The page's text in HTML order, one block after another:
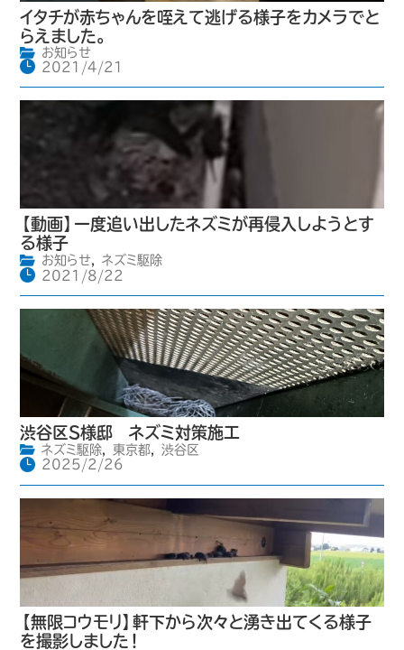
イタチが赤ちゃんを咥えて逃げる様子をカメラでと
らえました。
お知らせ
2021/4/21
【動画】一度追い出したネズミが再侵入しようとす
る様子
お知らせ,
ネズミ駆除
2021/8/22
渋谷区S様邸 ネズミ対策施工
ネズミ駆除, 東京都,
渋谷区
2025/2/26
【無限コウモリ】軒下から次々と湧き出てくる様子
を撮影しました！